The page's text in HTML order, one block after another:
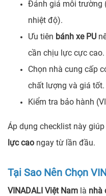
Đánh giá môi trường
nhiệt độ).
Ưu tiên bánh xe PU
cần chịu lực cực cao.
Chọn nhà cung cấp
chất lượng và giá tốt.
Kiểm tra bảo hành
Áp dụng checklist này
lực cao ngay từ lần đầu.
Tại Sao Nên Chọn
VINADALI Việt Nam là nhà